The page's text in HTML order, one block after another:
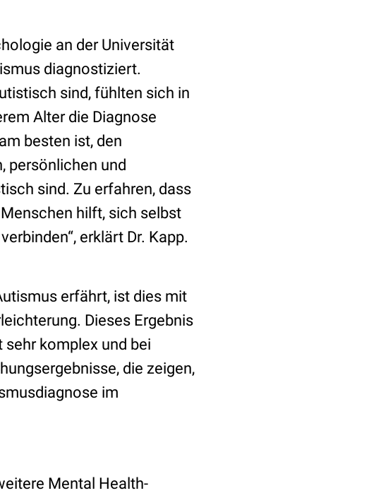
an der Universität
diagnostiziert.
sind, fühlten sich in
Alter die Diagnose
besten ist, den
persönlichen und
sind. Zu erfahren, dass
hilft, sich selbst
erklärt Dr. Kapp.
erfährt, ist dies mit
Dieses Ergebnis
komplex und bei
die zeigen,
im
Mental Health-